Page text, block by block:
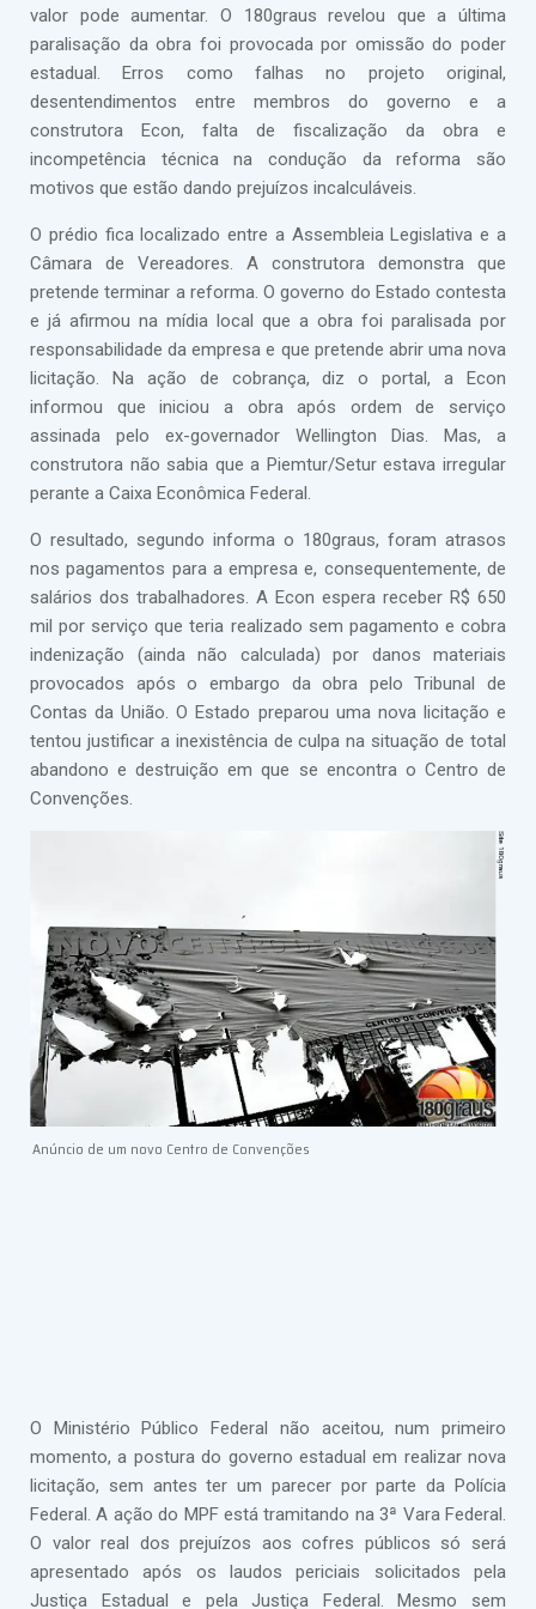
valor pode aumentar. O 180graus revelou que a última
paralisação da obra foi provocada por omissão do poder
estadual. Erros como falhas no projeto original,
desentendimentos entre membros do governo e a
construtora Econ, falta de fiscalização da obra e
incompetência técnica na condução da reforma são
motivos que estão dando prejuízos incalculáveis.
O prédio fica localizado entre a Assembleia Legislativa e a
Câmara de Vereadores. A construtora demonstra que
pretende terminar a reforma. O governo do Estado contesta
e já afirmou na mídia local que a obra foi paralisada por
responsabilidade da empresa e que pretende abrir uma nova
licitação. Na ação de cobrança, diz o portal, a Econ
informou que iniciou a obra após ordem de serviço
assinada pelo ex-governador Wellington Dias. Mas, a
construtora não sabia que a Piemtur/Setur estava irregular
perante a Caixa Econômica Federal.
O resultado, segundo informa o 180graus, foram atrasos
nos pagamentos para a empresa e, consequentemente, de
salários dos trabalhadores. A Econ espera receber R$ 650
mil por serviço que teria realizado sem pagamento e cobra
indenização (ainda não calculada) por danos materiais
provocados após o embargo da obra pelo Tribunal de
Contas da União. O Estado preparou uma nova licitação e
tentou justificar a inexistência de culpa na situação de total
abandono e destruição em que se encontra o Centro de
Convenções.
Anúncio de um novo Centro de Convenções
O Ministério Público Federal não aceitou, num primeiro
momento, a postura do governo estadual em realizar nova
licitação, sem antes ter um parecer por parte da Polícia
Federal. A ação do MPF está tramitando na 3ª Vara Federal.
O valor real dos prejuízos aos cofres públicos só será
apresentado após os laudos periciais solicitados pela
Justiça Estadual e pela Justiça Federal. Mesmo sem